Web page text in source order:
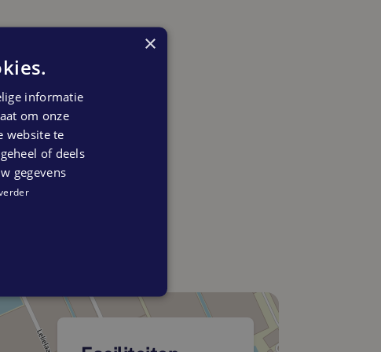
×
informatie
om onze
website te
of deels
gegevens